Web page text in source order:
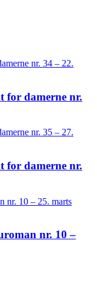
for damerne nr.
for damerne nr.
nr. 10 –